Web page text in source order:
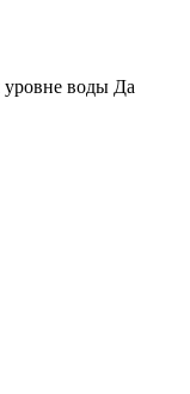
уровне воды Да